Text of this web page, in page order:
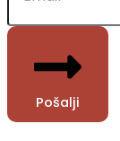
Pošalji